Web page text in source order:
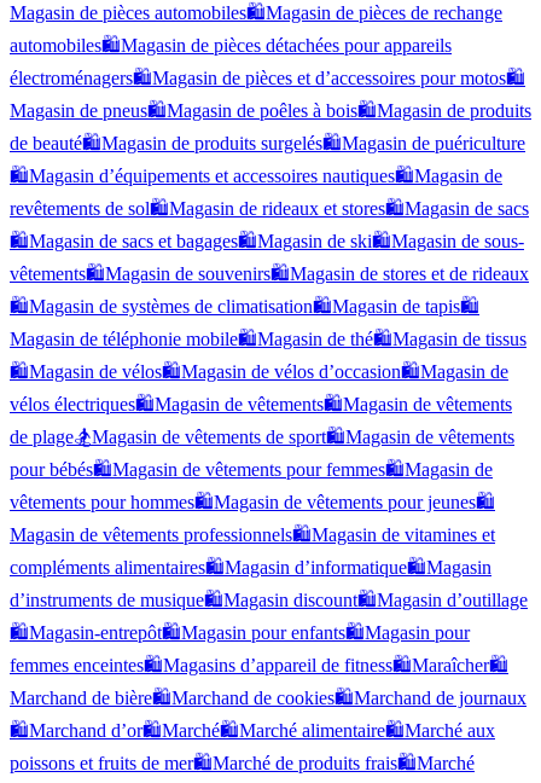
Magasin de pièces automobiles🛍️Magasin de pièces de rechange
automobiles🛍️Magasin de pièces détachées pour appareils
électroménagers🛍️Magasin de pièces et d’accessoires pour motos🛍️
Magasin de pneus🛍️Magasin de poêles à bois🛍️Magasin de produits
de beauté🛍️Magasin de produits surgelés🛍️Magasin de puériculture
🛍️Magasin d’équipements et accessoires nautiques🛍️Magasin de
revêtements de sol🛍️Magasin de rideaux et stores🛍️Magasin de sacs
🛍️Magasin de sacs et bagages🛍️Magasin de ski🛍️Magasin de sous-
vêtements🛍️Magasin de souvenirs🛍️Magasin de stores et de rideaux
🛍️Magasin de systèmes de climatisation🛍️Magasin de tapis🛍️
Magasin de téléphonie mobile🛍️Magasin de thé🛍️Magasin de tissus
🛍️Magasin de vélos🛍️Magasin de vélos d’occasion🛍️Magasin de
vélos électriques🛍️Magasin de vêtements🛍️Magasin de vêtements
de plage🏂Magasin de vêtements de sport🛍️Magasin de vêtements
pour bébés🛍️Magasin de vêtements pour femmes🛍️Magasin de
vêtements pour hommes🛍️Magasin de vêtements pour jeunes🛍️
Magasin de vêtements professionnels🛍️Magasin de vitamines et
compléments alimentaires🛍️Magasin d’informatique🛍️Magasin
d’instruments de musique🛍️Magasin discount🛍️Magasin d’outillage
🛍️Magasin-entrepôt🛍️Magasin pour enfants🛍️Magasin pour
femmes enceintes🛍️Magasins d’appareil de fitness🛍️Maraîcher🛍️
Marchand de bière🛍️Marchand de cookies🛍️Marchand de journaux
🛍️Marchand d’or🛍️Marché🛍️Marché alimentaire🛍️Marché aux
poissons et fruits de mer🛍️Marché de produits frais🛍️Marché